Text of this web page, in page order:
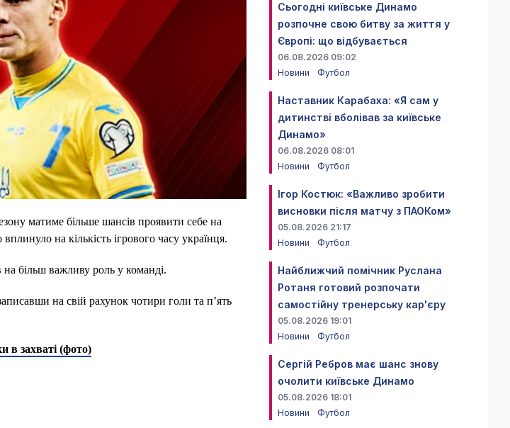
матиме більше шансів проявити себе на
на кількість ігрового часу українця.
на більш важливу роль у команді.
на свій рахунок чотири голи та п’ять
в захваті (фото)
Сьогодні київське Динамо
розпочне свою битву за життя у
Європі: що відбувається
06.08.2026 09:02
Новини
Футбол
Наставник Карабаха: «Я сам у
дитинстві вболівав за київське
Динамо»
06.08.2026 08:01
Новини
Футбол
Ігор Костюк: «Важливо зробити
висновки після матчу з ПАОКом»
05.08.2026 21:17
Новини
Футбол
Найближчий помічник Руслана
Ротаня готовий розпочати
самостійну тренерську кар'єру
05.08.2026 19:01
Новини
Футбол
Сергій Ребров має шанс знову
очолити київське Динамо
05.08.2026 18:01
Новини
Футбол